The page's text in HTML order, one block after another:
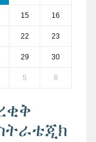
15 16
22 23
29 30
5 6